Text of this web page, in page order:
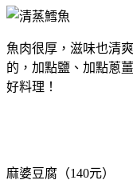
魚肉很厚，滋味也清
的，加點鹽、加點蔥
好料理！
麻婆豆腐（140元）